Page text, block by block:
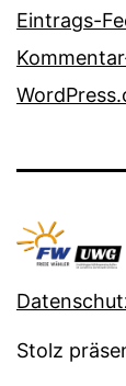
Eintrags-
Stolz